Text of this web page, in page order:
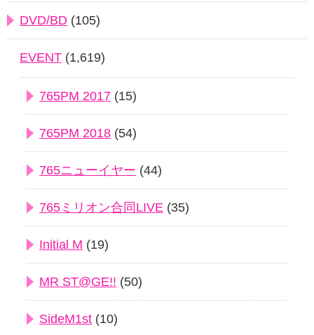
DVD/BD (105)
EVENT (1,619)
765PM 2017 (15)
765PM 2018 (54)
765ニューイヤー (44)
765ミリオン合同LIVE (35)
Initial M (19)
MR ST@GE!! (50)
SideM1st (10)